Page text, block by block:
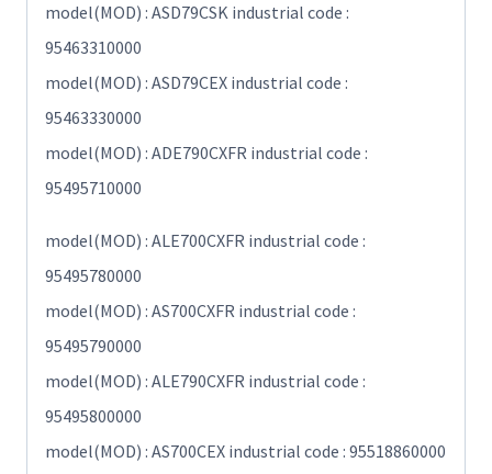
model(MOD) : ASD79CSK industrial code :
95463310000
model(MOD) : ASD79CEX industrial code :
95463330000
model(MOD) : ADE790CXFR industrial code :
95495710000
model(MOD) : ALE700CXFR industrial code :
95495780000
model(MOD) : AS700CXFR industrial code :
95495790000
model(MOD) : ALE790CXFR industrial code :
95495800000
model(MOD) : AS700CEX industrial code : 95518860000